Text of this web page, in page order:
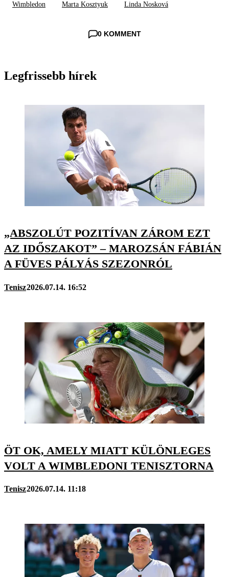
Wimbledon Marta Kosztyuk Linda Nosková
0 KOMMENT
Legfrissebb hírek
„ABSZOLÚT POZITÍVAN ZÁROM EZT
AZ IDŐSZAKOT” – MAROZSÁN FÁBIÁN
A FÜVES PÁLYÁS SZEZONRÓL
Tenisz2026.07.14. 16:52
ÖT OK, AMELY MIATT KÜLÖNLEGES
VOLT A WIMBLEDONI TENISZTORNA
Tenisz2026.07.14. 11:18